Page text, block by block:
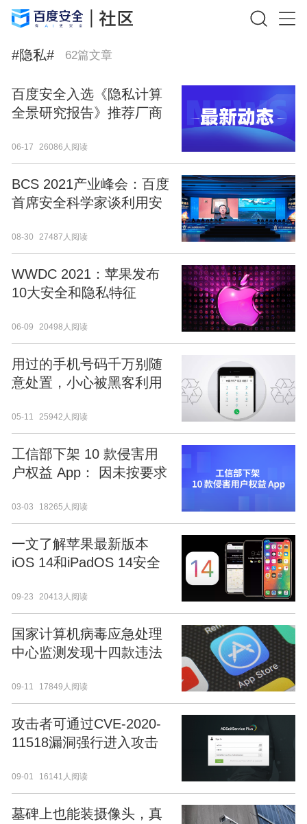
#隐私# 62篇文章
百度安全入选《隐私计算
全景研究报告》推荐厂商
06-17 26086人阅读
BCS 2021产业峰会：百度
首席安全科学家谈利用安
08-30 27487人阅读
WWDC 2021：苹果发布
10大安全和隐私特征
06-09 20498人阅读
用过的手机号码千万别随
意处置，小心被黑客利用
05-11 25942人阅读
工信部下架 10 款侵害用
户权益 App： 因未按要求
03-03 18265人阅读
一文了解苹果最新版本
iOS 14和iPadOS 14安全
09-23 20413人阅读
国家计算机病毒应急处理
中心监测发现十四款违法
09-11 17849人阅读
攻击者可通过CVE-2020-
11518漏洞强行进入攻击
09-01 16141人阅读
墓碑上也能装摄像头，真